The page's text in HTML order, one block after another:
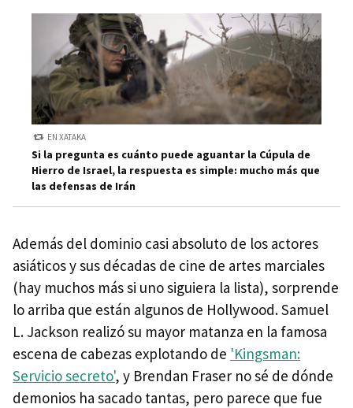
EN XATAKA
Si la pregunta es cuánto puede aguantar la Cúpula de
Hierro de Israel, la respuesta es simple: mucho más que
las defensas de Irán
Además del dominio casi absoluto de los actores
asiáticos y sus décadas de cine de artes marciales
(hay muchos más si uno siguiera la lista), sorprende
lo arriba que están algunos de Hollywood. Samuel
L. Jackson realizó su mayor matanza en la famosa
escena de cabezas explotando de 'Kingsman:
Servicio secreto', y Brendan Fraser no sé de dónde
demonios ha sacado tantas, pero parece que fue